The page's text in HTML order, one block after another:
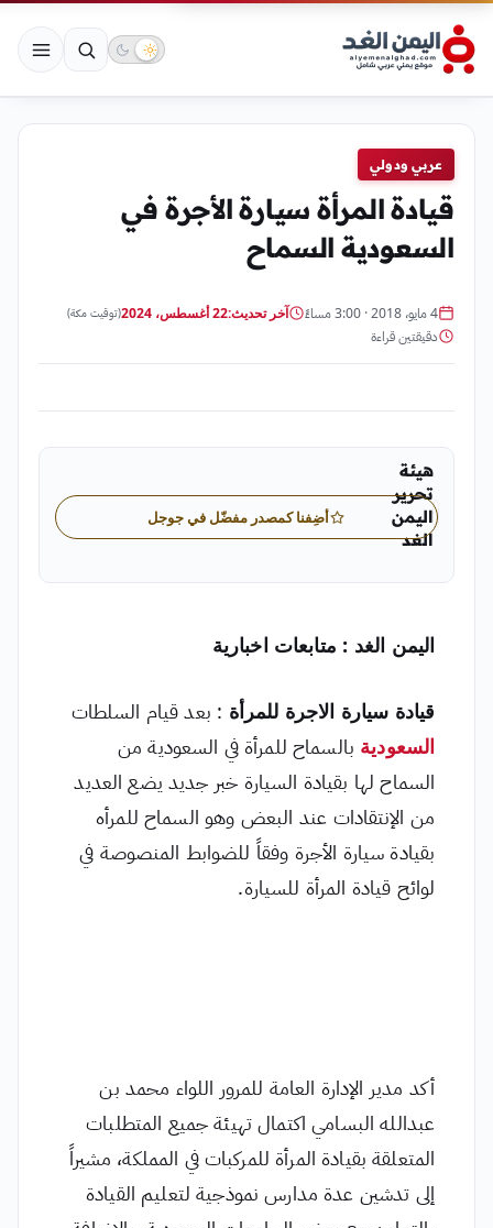
عربي ودولي
قيادة المرأة سيارة الأجرة في
السعودية السماح
4 مايو، 2018 · 3:00 مساءً آخر تحديث:22 أغسطس، 2024 (توقيت مكة)
دقيقتين قراءة
هيئة
تحرير
اليمن
الغد
أضِفنا كمصدر مفضّل في جوجل
اليمن الغد : متابعات اخبارية
قيادة سيارة الاجرة للمرأة : بعد قيام السلطات
السعودية بالسماح للمرأة في السعودية من
السماح لها بقيادة السيارة خبر جديد يضع العديد
من الإنتقادات عند البعض وهو السماح للمرأه
بقيادة سيارة الأجرة وفقاً للضوابط المنصوصة في
لوائح قيادة المرأة للسيارة.
أكد مدير الإدارة العامة للمرور اللواء محمد بن
عبدالله البسامي اكتمال تهيئة جميع المتطلبات
المتعلقة بقيادة المرأة للمركبات في المملكة، مشيراً
إلى تدشين عدة مدارس نموذجية لتعليم القيادة